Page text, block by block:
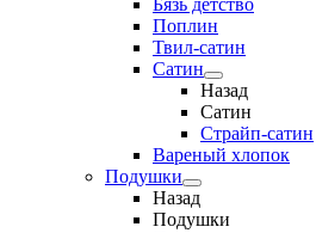
Бязь детство
Поплин
Твил-сатин
Сатин
Назад
Сатин
Страйп-сатин
Вареный хлопок
Подушки
Назад
Подушки